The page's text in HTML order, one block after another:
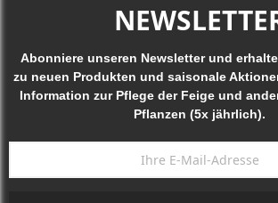
Abonniere unseren Newsletter und
zu neuen Produkten und saisonale
Information zur Pflege der Feige und
Pflanzen (5x jährlich).